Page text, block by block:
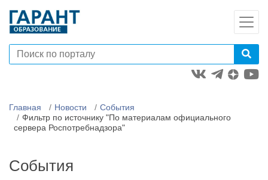
Главная Новости
События
Фильтр по источнику "По материалам официального
сервера Роспотребнадзора"
События